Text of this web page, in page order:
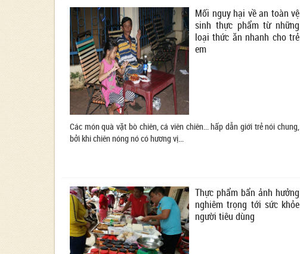
Mối nguy hại về an toàn vệ
sinh thực phẩm từ những
loại thức ăn nhanh cho trẻ
em
Các món quà vặt bò chiên, cá viên chiên... hấp dẫn giới trẻ nói chung,
bởi khi chiên nóng nó có hương vị...
Thực phẩm bẩn ảnh hưởng
nghiêm trọng tới sức khỏe
người tiêu dùng